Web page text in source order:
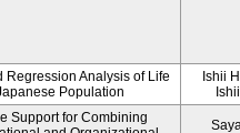
Regression Analysis of Life
Population
Ishii
Support for Combining